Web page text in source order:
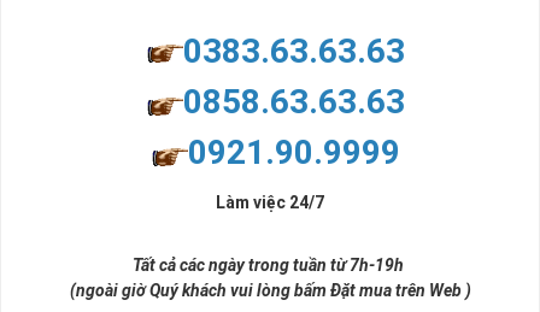
nhiều thành công, thăng tiến hơn.
và tính hai mặt. Số 2 thúc giục chúng ta lựa chọn, dựa vào những
đời, nơi bạn phải đưa ra những quyết định quan trọng.
0383.63.63.63
0858.63.63.63
0921.90.9999
Làm việc 24/7
Tất cả các ngày trong tuần từ 7h-19h
(ngoài giờ Quý khách vui lòng bấm Đặt mua trên Web )